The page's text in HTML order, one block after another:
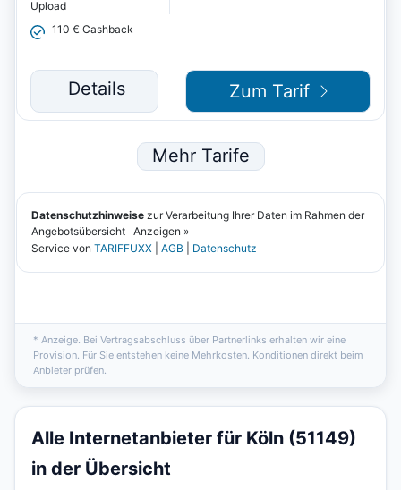
* Anzeige. Bei Vertragsabschluss über Partnerlinks erhalten wir eine
Provision. Für Sie entstehen keine Mehrkosten. Konditionen direkt beim
Anbieter prüfen.
Alle Internetanbieter für Köln (51149)
in der Übersicht